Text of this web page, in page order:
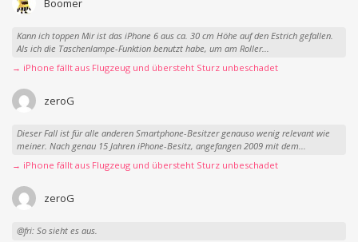
Boomer
Kann ich toppen Mir ist das iPhone 6 aus ca. 30 cm Höhe auf den Estrich gefallen.
Als ich die Taschenlampe-Funktion benutzt habe, um am Roller...
→ iPhone fällt aus Flugzeug und übersteht Sturz unbeschadet
zeroG
Dieser Fall ist für alle anderen Smartphone-Besitzer genauso wenig relevant wie
meiner. Nach genau 15 Jahren iPhone-Besitz, angefangen 2009 mit dem...
→ iPhone fällt aus Flugzeug und übersteht Sturz unbeschadet
zeroG
@fri: So sieht es aus.